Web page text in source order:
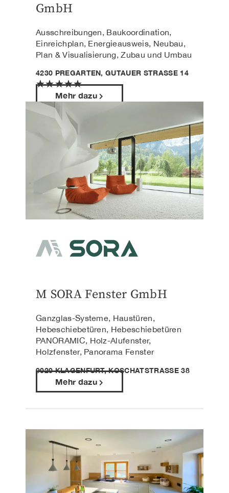
GmbH
Ausschreibungen, Baukoordination,
Einreichplan, Energieausweis, Neubau,
Plan & Visualisierung, Zubau und Umbau
4230 PREGARTEN, GUTAUER STRASSE 14
★★★★★
Mehr dazu
M SORA Fenster GmbH
Ganzglas-Systeme, Haustüren,
Hebeschiebetüren, Hebeschiebetüren
PANORAMIC, Holz-Alufenster,
Holzfenster, Panorama Fenster
9020 KLAGENFURT, KOSCHATSTRASSE 38
Mehr dazu